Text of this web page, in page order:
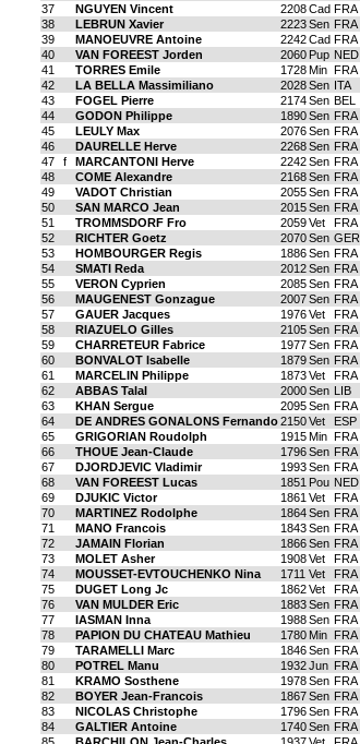
37
NGUYEN Vincent 2208Cad FRA
38
LEBRUN Xavier 2223Sen FRA
39
MANOEUVRE Antoine 2242Cad FRA
40
VAN FOREEST Jorden 2060 Pup NED
41
TORRES Emile 1728Min FRA
42
LA BELLA Massimiliano 2028Sen ITA
43
FOGEL Pierre 2174Sen BEL
44
GODON Philippe 1890Sen FRA
45
LEULY Max 2076Sen FRA
46
DAURELLE Herve 2268Sen FRA
47
f MARCANTONI Herve 2242Sen FRA
48
COME Alexandre 2168Sen FRA
49
VADOT Christian 2055Sen FRA
50
SAN MARCO Jean 2015Sen FRA
51
TROMMSDORF Fro 2059Vet FRA
52
RICHTER Goetz 2070Sen GER
53
HOMBOURGER Regis 1886Sen FRA
54
SMATI Reda 2012Sen FRA
55
VERON Cyprien 2085Sen FRA
56
MAUGENEST Gonzague 2007Sen FRA
57
GAUER Jacques 1976Vet FRA
58
RIAZUELO Gilles 2105Sen FRA
59
CHARRETEUR Fabrice 1977Sen FRA
60
BONVALOT Isabelle 1879Sen FRA
61
MARCELIN Philippe 1873Vet FRA
62
ABBAS Talal 2000Sen LIB
63
KHAN Sergue 2095Sen FRA
64
DE ANDRES GONALONS Fernando2150Vet ESP
65
GRIGORIAN Roudolph 1915Min FRA
66
THOUE Jean-Claude 1796Sen FRA
67
DJORDJEVIC Vladimir 1993Sen FRA
68
VAN FOREEST Lucas 1851 Pou NED
69
DJUKIC Victor 1861 Vet FRA
70
MARTINEZ Rodolphe 1864Sen FRA
71
MANO Francois 1843Sen FRA
72
JAMAIN Florian 1866Sen FRA
73
MOLET Asher 1908Vet FRA
74
MOUSSET-EVTOUCHENKO Nina 1711 Vet FRA
75
DUGET Long Jc 1862Vet FRA
76
VAN MULDER Eric 1883Sen FRA
77
IASMAN Inna 1988Sen FRA
78
PAPION DU CHATEAU Mathieu 1780 Min FRA
79
TARAMELLI Marc 1846Sen FRA
80
POTREL Manu 1932Jun FRA
81
KRAMO Sosthene 1978Sen FRA
82
BOYER Jean-Francois 1867Sen FRA
83
NICOLAS Christophe 1796Sen FRA
84
GALTIER Antoine 1740Sen FRA